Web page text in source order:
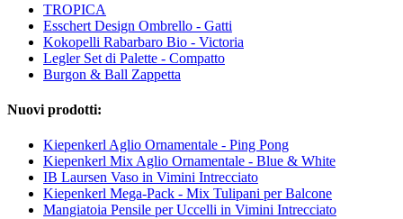
TROPICA
Esschert Design Ombrello - Gatti
Kokopelli Rabarbaro Bio - Victoria
Legler Set di Palette - Compatto
Burgon & Ball Zappetta
Nuovi prodotti:
Kiepenkerl Aglio Ornamentale - Ping Pong
Kiepenkerl Mix Aglio Ornamentale - Blue & White
IB Laursen Vaso in Vimini Intrecciato
Kiepenkerl Mega-Pack - Mix Tulipani per Balcone
Mangiatoia Pensile per Uccelli in Vimini Intrecciato